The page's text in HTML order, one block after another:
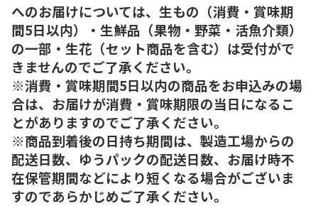
へのお届けについては、生もの（消費・賞味期
間5日以内）・生鮮品（果物・野菜・活魚介類）
の一部・生花（セット商品を含む）は受付がで
きませんのでご了承ください。
※消費・賞味期間5日以内の商品をお申込みの場
合は、お届けが消費・賞味期限の当日になるこ
とがありますのでご了承ください。
※商品到着後の日持ち期間は、製造工場からの
配送日数、ゆうパックの配送日数、お届け時不
在保管期間などにより短くなる場合がございま
すのであらかじめご了承ください。